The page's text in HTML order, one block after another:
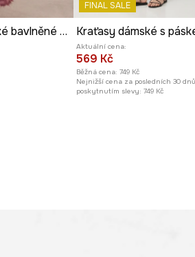
Bermudy dámské bavlněné regular waist z kolekce Kit Mizeres x Medicine
FINAL SALE
Aktuální cena:
569 Kč
Běžná cena: 749 Kč
Nejnižší cena za posledních 30
poskytnutím slevy: 749 Kč